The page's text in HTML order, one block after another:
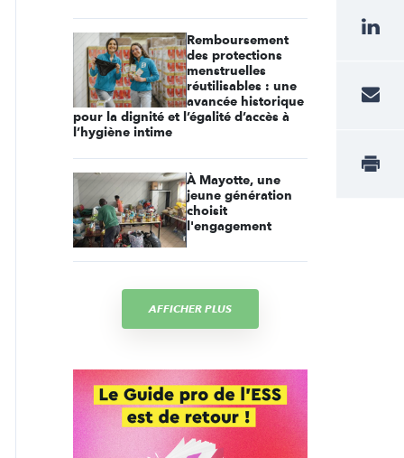
Remboursement
des protections
menstruelles
réutilisables : une
avancée historique
pour la dignité et l’égalité d’accès à
l’hygiène intime
À Mayotte, une
jeune génération
choisit
l'engagement
AFFICHER PLUS